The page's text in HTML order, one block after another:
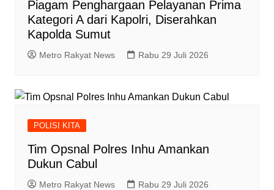
Piagam Penghargaan Pelayanan Prima
Kategori A dari Kapolri, Diserahkan
Kapolda Sumut
Metro Rakyat News Rabu 29 Juli 2026
POLISI KITA
Tim Opsnal Polres Inhu Amankan
Dukun Cabul
Metro Rakyat News Rabu 29 Juli 2026